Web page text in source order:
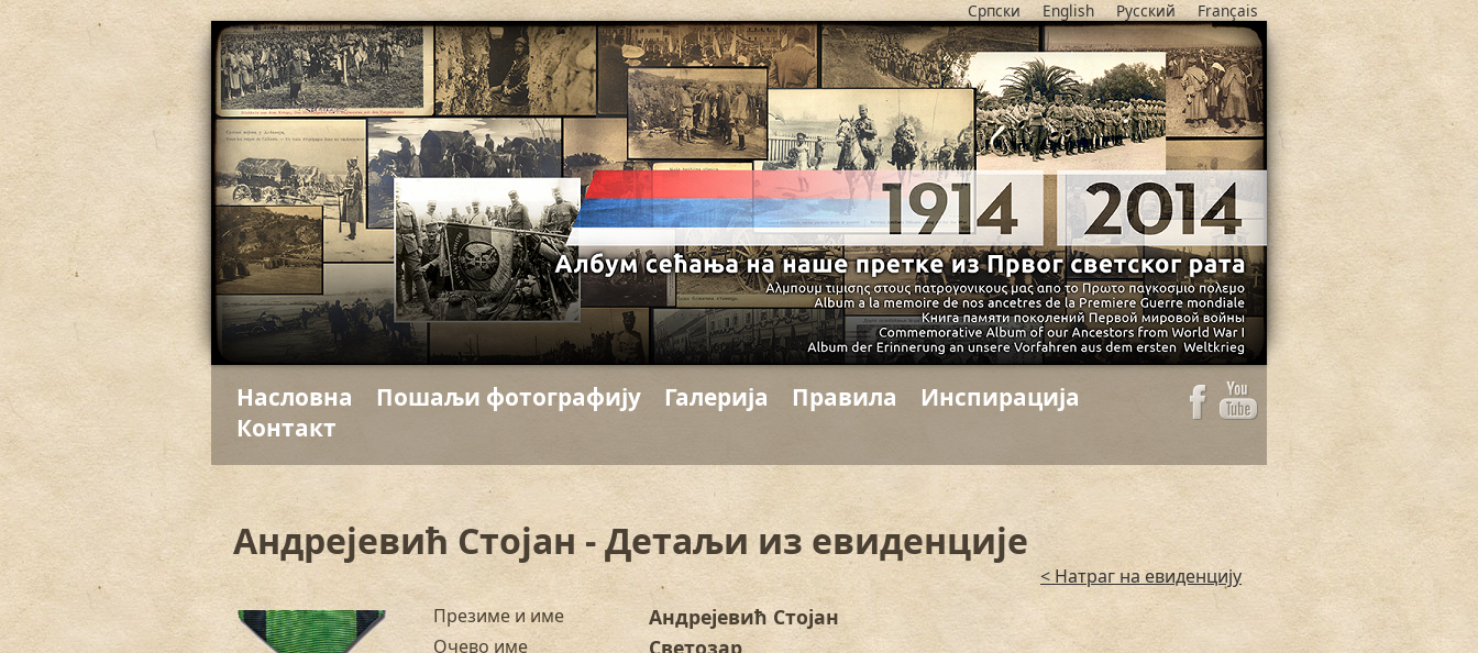
Српски English Русский Français
Насловна Пошаљи фотографију Галерија Правила
Инспирација
Контакт
Андрејевић Стојан - Детаљи из евиденције
< Натраг на евиденцију
Презиме и име
Андрејевић Стојан
Очево име Светозар